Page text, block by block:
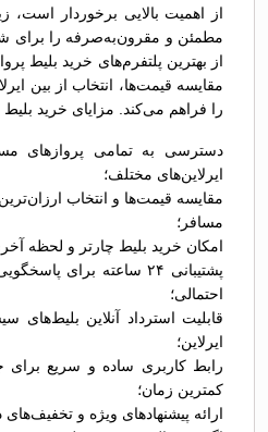
از اهمیت بالایی برخوردار است،
مطمئن و مقرون‌به‌صرفه را برای
از بهترین پلتفرم‌های خرید بلیط
مقایسه قیمت‌ها، انتخاب از بین
را فراهم می‌کند. مزایای خرید بلیط
دسترسی به تمامی پروازهای
ایرلاین‌های مختلف؛
مقایسه قیمت‌ها و انتخاب
مسافر؛
امکان خرید بلیط چارتر و لحظه
پشتیبانی ۲۴ ساعته برای
احتمالی؛
قابلیت استرداد آنلاین بلیط‌های
ایرلاین؛
رابط کاربری ساده و سریع برای
کمترین زمان؛
ارائه پیشنهادهای ویژه و